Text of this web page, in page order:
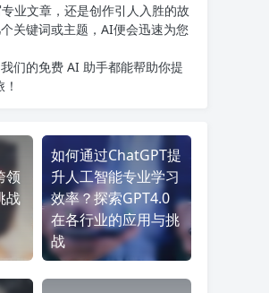
业文章，还是创作引人入胜的故
关键词或主题，AI便会迅速为您
们的免费 AI 助手都能帮助你提
领
战
如何通过ChatGPT提
升人工智能专业学习
效率？探索GPT4.0
在各行业的应用与挑
战